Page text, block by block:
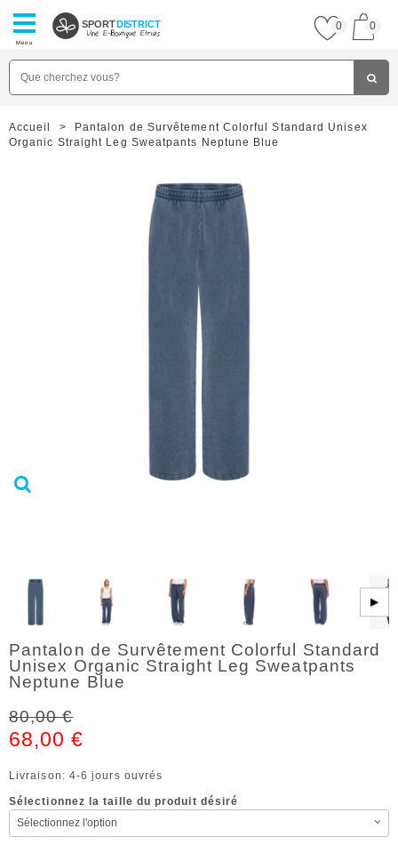
Menu
SPORTDISTRICT 0 0
Accueil >
Pantalon de Survêtement Colorful Standard Unisex
Organic Straight Leg Sweatpants Neptune Blue
▶
Pantalon de Survêtement Colorful Standard
Unisex Organic Straight Leg Sweatpants
Neptune Blue
80,00 €
68,00 €
Livraison: 4-6 jours ouvrés
Sélectionnez la taille du produit désiré